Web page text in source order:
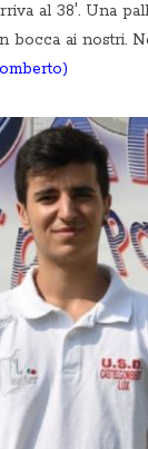
al 38′. Una
bocca ai nostri.